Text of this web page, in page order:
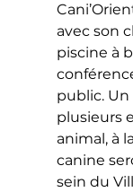
avec son
piscine à
public.
plusieurs
animal, à
canine
sein du